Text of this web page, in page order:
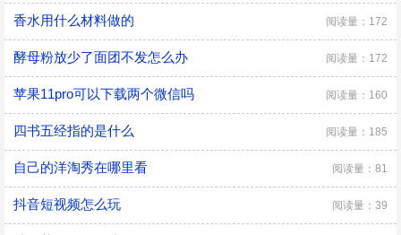
香水用什么材料做的 阅读量：172
酵母粉放少了面团不发怎么办 阅读量：172
苹果11pro可以下载两个微信吗 阅读量：160
四书五经指的是什么 阅读量：185
自己的洋淘秀在哪里看 阅读量：81
抖音短视频怎么玩 阅读量：39